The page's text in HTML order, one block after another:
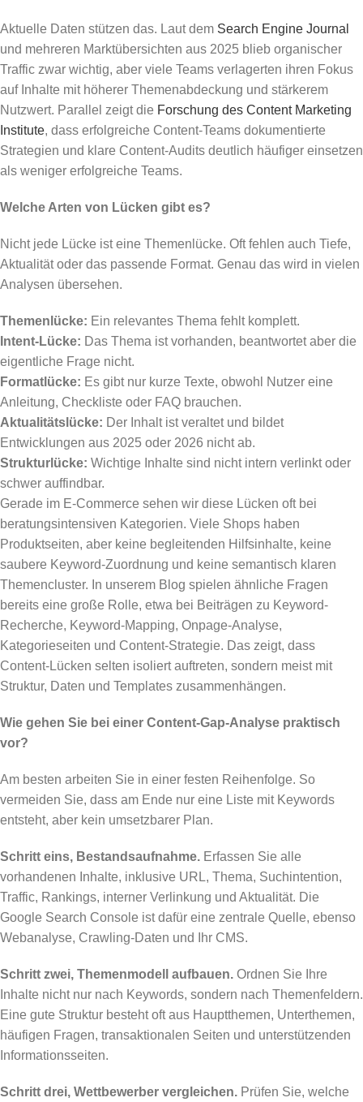
Aktuelle Daten stützen das. Laut dem Search Engine Journal
und mehreren Marktübersichten aus 2025 blieb organischer
Traffic zwar wichtig, aber viele Teams verlagerten ihren Fokus
auf Inhalte mit höherer Themenabdeckung und stärkerem
Nutzwert. Parallel zeigt die Forschung des Content Marketing
Institute, dass erfolgreiche Content-Teams dokumentierte
Strategien und klare Content-Audits deutlich häufiger einsetzen
als weniger erfolgreiche Teams.
Welche Arten von Lücken gibt es?
Nicht jede Lücke ist eine Themenlücke. Oft fehlen auch Tiefe,
Aktualität oder das passende Format. Genau das wird in vielen
Analysen übersehen.
Themenlücke: Ein relevantes Thema fehlt komplett.
Intent-Lücke: Das Thema ist vorhanden, beantwortet aber die
eigentliche Frage nicht.
Formatlücke: Es gibt nur kurze Texte, obwohl Nutzer eine
Anleitung, Checkliste oder FAQ brauchen.
Aktualitätslücke: Der Inhalt ist veraltet und bildet
Entwicklungen aus 2025 oder 2026 nicht ab.
Strukturlücke: Wichtige Inhalte sind nicht intern verlinkt oder
schwer auffindbar.
Gerade im E-Commerce sehen wir diese Lücken oft bei
beratungsintensiven Kategorien. Viele Shops haben
Produktseiten, aber keine begleitenden Hilfsinhalte, keine
saubere Keyword-Zuordnung und keine semantisch klaren
Themencluster. In unserem Blog spielen ähnliche Fragen
bereits eine große Rolle, etwa bei Beiträgen zu Keyword-
Recherche, Keyword-Mapping, Onpage-Analyse,
Kategorieseiten und Content-Strategie. Das zeigt, dass
Content-Lücken selten isoliert auftreten, sondern meist mit
Struktur, Daten und Templates zusammenhängen.
Wie gehen Sie bei einer Content-Gap-Analyse praktisch
vor?
Am besten arbeiten Sie in einer festen Reihenfolge. So
vermeiden Sie, dass am Ende nur eine Liste mit Keywords
entsteht, aber kein umsetzbarer Plan.
Schritt eins, Bestandsaufnahme. Erfassen Sie alle
vorhandenen Inhalte, inklusive URL, Thema, Suchintention,
Traffic, Rankings, interner Verlinkung und Aktualität. Die
Google Search Console ist dafür eine zentrale Quelle, ebenso
Webanalyse, Crawling-Daten und Ihr CMS.
Schritt zwei, Themenmodell aufbauen. Ordnen Sie Ihre
Inhalte nicht nur nach Keywords, sondern nach Themenfeldern.
Eine gute Struktur besteht oft aus Hauptthemen, Unterthemen,
häufigen Fragen, transaktionalen Seiten und unterstützenden
Informationsseiten.
Schritt drei, Wettbewerber vergleichen. Prüfen Sie, welche